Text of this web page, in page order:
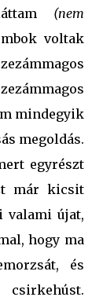
(nem
voltak
mindegyik
megoldás.
egyrészt
már kicsit
valami újat,
hogy ma
és